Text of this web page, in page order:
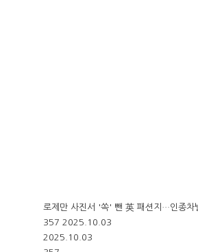
로제만 사진서 '쏙' 뺀 英 패션지…인종차
357 2025.10.03
2025.10.03